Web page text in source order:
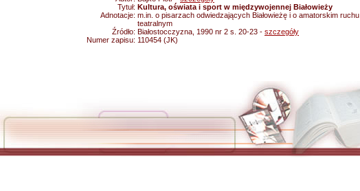
Tytuł: Kultura, oświata i sport w międzywojennej Białowieży
Adnotacje: m.in. o pisarzach odwiedzających Białowieżę i o amatorskim ruchu
teatralnym
Źródło: Białostocczyzna, 1990 nr 2 s. 20-23 - szczegóły
Numer zapisu: 110454 (JK)